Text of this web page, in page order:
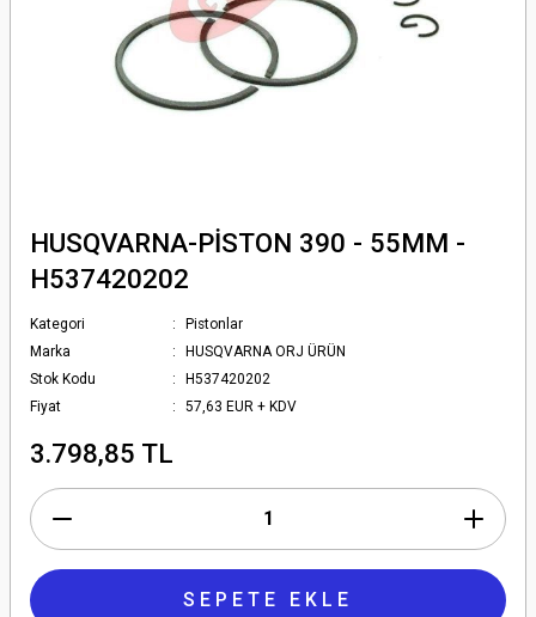
HUSQVARNA-PİSTON 390 - 55MM -
H537420202
Kategori
Pistonlar
Marka
HUSQVARNA ORJ ÜRÜN
Stok Kodu
H537420202
Fiyat
57,63 EUR + KDV
3.798,85 TL
SEPETE EKLE